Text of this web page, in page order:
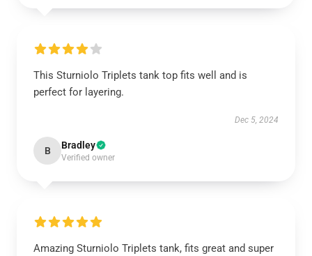
This Sturniolo Triplets tank top fits well and is
perfect for layering.
Dec 5, 2024
B Bradley
Verified owner
Amazing Sturniolo Triplets tank, fits great and super